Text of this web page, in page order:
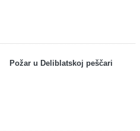
Požar u Deliblatskoj peščari